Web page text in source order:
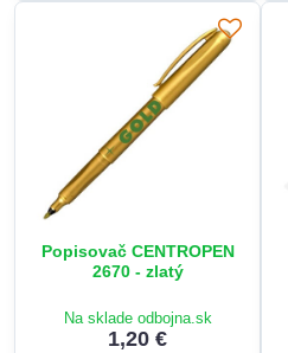
Popisovač CENTROPEN
2670 - zlatý
Na sklade odbojna.sk
1,20 €